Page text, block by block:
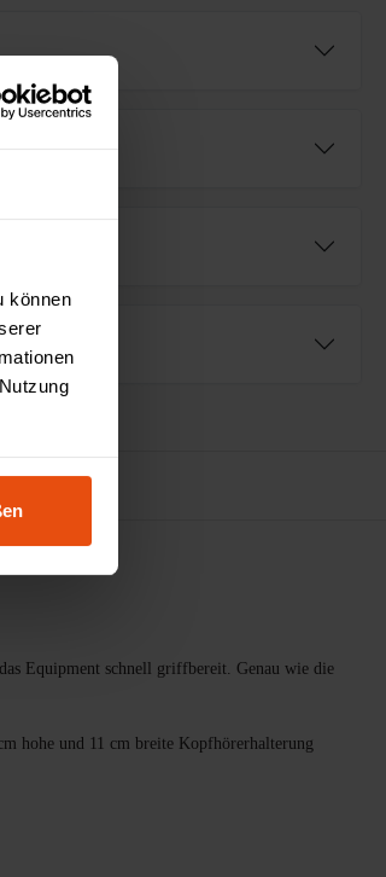
können
Equipment schnell griffbereit. Genau wie die
hohe und 11 cm breite Kopfhörerhalterung